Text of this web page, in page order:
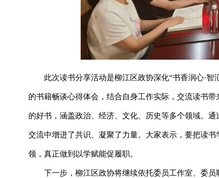
此次读书分享活动是柳江区政协深化“书香润心·智
的书籍畅谈心得体会，结合自身工作实际，交流读书带
的好书，涵盖政治、经济、文化、历史等多个领域。通
交流中增进了共识、凝聚了力量。大家表示，要把读
领， 真正做到以学赋能促履职。
下一步，柳江区政协将继续依托委员工作室、委